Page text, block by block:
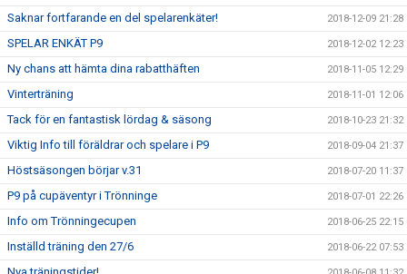
Saknar fortfarande en del spelarenkäter! 2018-12-09 21:28
SPELAR ENKÄT P9 2018-12-02 12:23
Ny chans att hämta dina rabatthäften 2018-11-05 12:29
Vinterträning 2018-11-01 12:06
Tack för en fantastisk lördag & säsong 2018-10-23 21:32
Viktig Info till föräldrar och spelare i P9 2018-09-04 21:37
Höstsäsongen börjar v.31 2018-07-20 11:37
P9 på cupäventyr i Trönninge 2018-07-01 22:26
Info om Trönningecupen 2018-06-25 22:15
Inställd träning den 27/6 2018-06-22 07:53